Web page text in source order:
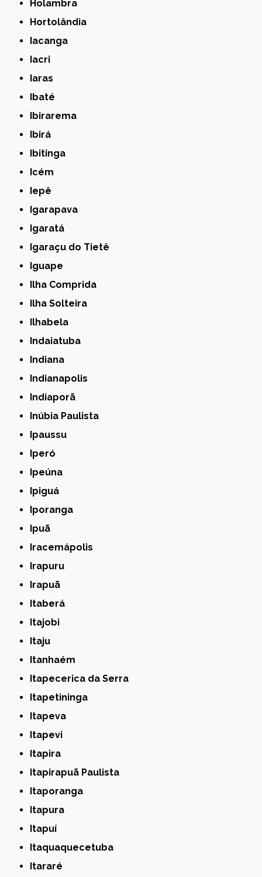
Holambra
Hortolândia
Iacanga
Iacri
Iaras
Ibaté
Ibirarema
Ibirá
Ibitinga
Icém
Iepê
Igarapava
Igaratá
Igaraçu do Tietê
Iguape
Ilha Comprida
Ilha Solteira
Ilhabela
Indaiatuba
Indiana
Indianapolis
Indiaporã
Inúbia Paulista
Ipaussu
Iperó
Ipeúna
Ipiguá
Iporanga
Ipuã
Iracemápolis
Irapuru
Irapuã
Itaberá
Itajobi
Itaju
Itanhaém
Itapecerica da Serra
Itapetininga
Itapeva
Itapevi
Itapira
Itapirapuã Paulista
Itaporanga
Itapura
Itapuí
Itaquaquecetuba
Itararé